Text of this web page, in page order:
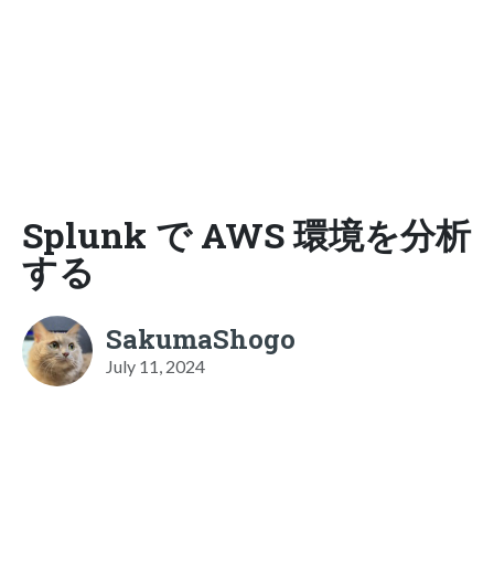
Splunk で AWS 環境を分析
する
SakumaShogo
July 11, 2024